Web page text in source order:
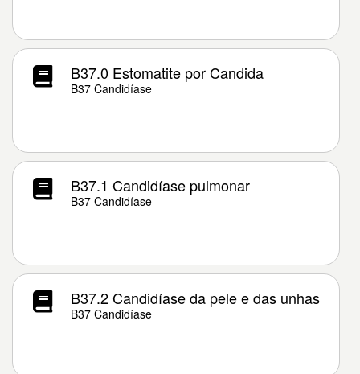
B37.0 Estomatite por Candida
B37 Candidíase
B37.1 Candidíase pulmonar
B37 Candidíase
B37.2 Candidíase da pele e das unhas
B37 Candidíase